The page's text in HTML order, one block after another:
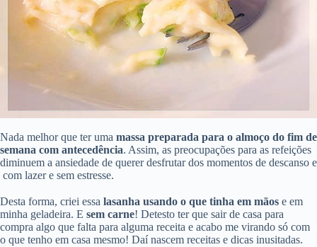
Nada melhor que ter uma massa preparada para o almoço do fim de
semana com antecedência. Assim, as preocupações para as refeições
diminuem a ansiedade de querer desfrutar dos momentos de descanso e
com lazer e sem estresse.
Desta forma, criei essa lasanha usando o que tinha em mãos e em
minha geladeira. E sem carne! Detesto ter que sair de casa para
compra algo que falta para alguma receita e acabo me virando só com
o que tenho em casa mesmo! Daí nascem receitas e dicas inusitadas.